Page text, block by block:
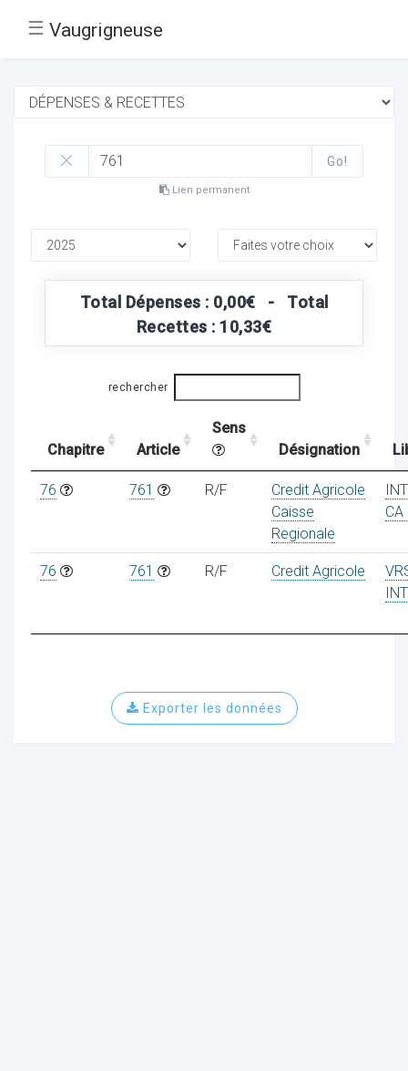
☰ Vaugrigneuse
Go!
Lien permanent
Total Dépenses : 0,00€ - Total
Recettes : 10,33€
rechercher
Chapitre Article
Sens
Désignation
76 761 R/F
Credit Agricole
Caisse
Regionale
76 761 R/F Credit Agricole
Exporter les données